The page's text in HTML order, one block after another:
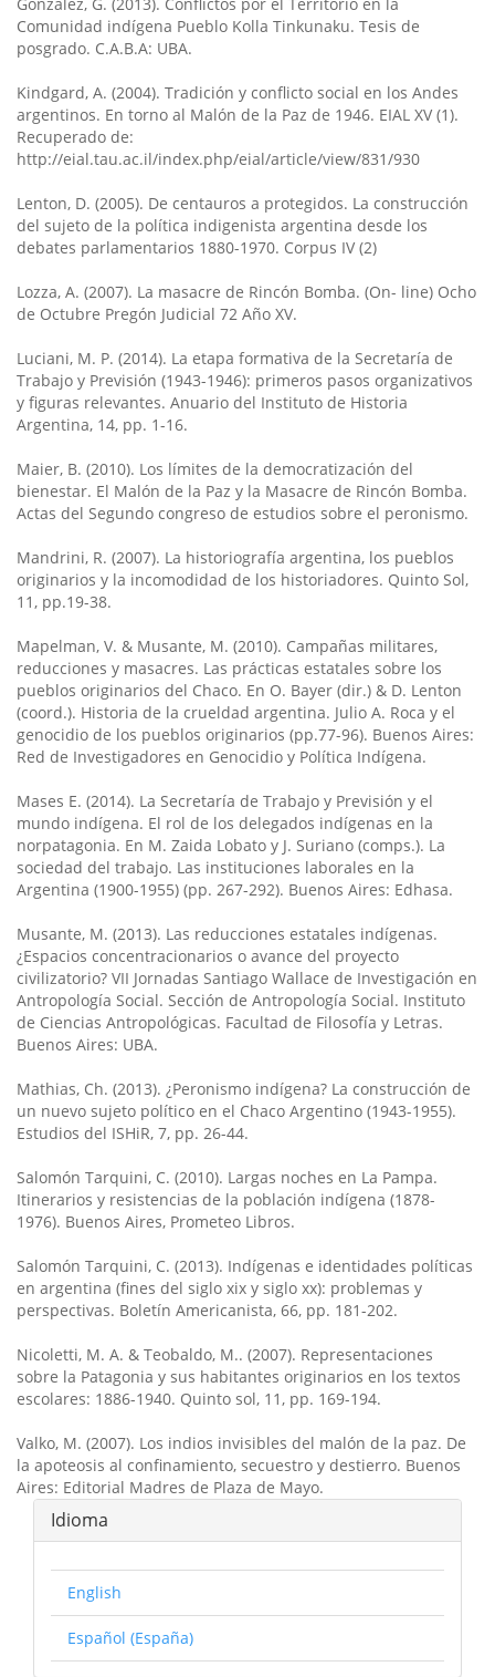
Comunidad indígena Pueblo Kolla Tinkunaku. Tesis de
posgrado. C.A.B.A: UBA.
Kindgard, A. (2004). Tradición y conflicto social en los Andes
argentinos. En torno al Malón de la Paz de 1946. EIAL XV (1).
Recuperado de:
http://eial.tau.ac.il/index.php/eial/article/view/831/930
Lenton, D. (2005). De centauros a protegidos. La construcción
del sujeto de la política indigenista argentina desde los
debates parlamentarios 1880-1970. Corpus IV (2)
Lozza, A. (2007). La masacre de Rincón Bomba. (On- line) Ocho
de Octubre Pregón Judicial 72 Año XV.
Luciani, M. P. (2014). La etapa formativa de la Secretaría de
Trabajo y Previsión (1943-1946): primeros pasos organizativos
y figuras relevantes. Anuario del Instituto de Historia
Argentina, 14, pp. 1-16.
Maier, B. (2010). Los límites de la democratización del
bienestar. El Malón de la Paz y la Masacre de Rincón Bomba.
Actas del Segundo congreso de estudios sobre el peronismo.
Mandrini, R. (2007). La historiografía argentina, los pueblos
originarios y la incomodidad de los historiadores. Quinto Sol,
11, pp.19-38.
Mapelman, V. & Musante, M. (2010). Campañas militares,
reducciones y masacres. Las prácticas estatales sobre los
pueblos originarios del Chaco. En O. Bayer (dir.) & D. Lenton
(coord.). Historia de la crueldad argentina. Julio A. Roca y el
genocidio de los pueblos originarios (pp.77-96). Buenos Aires:
Red de Investigadores en Genocidio y Política Indígena.
Mases E. (2014). La Secretaría de Trabajo y Previsión y el
mundo indígena. El rol de los delegados indígenas en la
norpatagonia. En M. Zaida Lobato y J. Suriano (comps.). La
sociedad del trabajo. Las instituciones laborales en la
Argentina (1900-1955) (pp. 267-292). Buenos Aires: Edhasa.
Musante, M. (2013). Las reducciones estatales indígenas.
¿Espacios concentracionarios o avance del proyecto
civilizatorio? VII Jornadas Santiago Wallace de Investigación en
Antropología Social. Sección de Antropología Social. Instituto
de Ciencias Antropológicas. Facultad de Filosofía y Letras.
Buenos Aires: UBA.
Mathias, Ch. (2013). ¿Peronismo indígena? La construcción de
un nuevo sujeto político en el Chaco Argentino (1943-1955).
Estudios del ISHiR, 7, pp. 26-44.
Salomón Tarquini, C. (2010). Largas noches en La Pampa.
Itinerarios y resistencias de la población indígena (1878-
1976). Buenos Aires, Prometeo Libros.
Salomón Tarquini, C. (2013). Indígenas e identidades políticas
en argentina (fines del siglo xix y siglo xx): problemas y
perspectivas. Boletín Americanista, 66, pp. 181-202.
Nicoletti, M. A. & Teobaldo, M.. (2007). Representaciones
sobre la Patagonia y sus habitantes originarios en los textos
escolares: 1886-1940. Quinto sol, 11, pp. 169-194.
Valko, M. (2007). Los indios invisibles del malón de la paz. De
la apoteosis al confinamiento, secuestro y destierro. Buenos
Aires: Editorial Madres de Plaza de Mayo.
Idioma
English
Español (España)